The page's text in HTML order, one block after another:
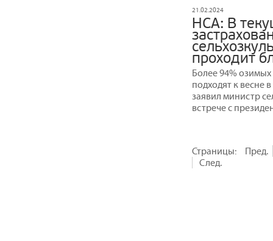
21.02.2024
НСА: В
проходит
Более 94%
подходят к весне
заявил министр
встрече с
Страницы:
Пред.
След.